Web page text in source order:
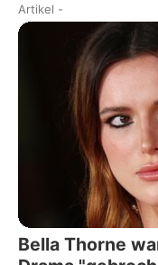
Artikel -
Bella Thorne